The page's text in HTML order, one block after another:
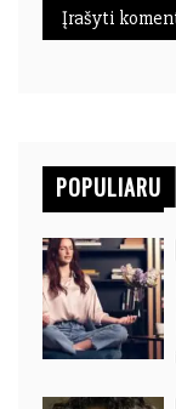
POPULIARU